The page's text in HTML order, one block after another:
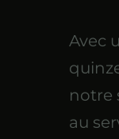
Avec
notre
au